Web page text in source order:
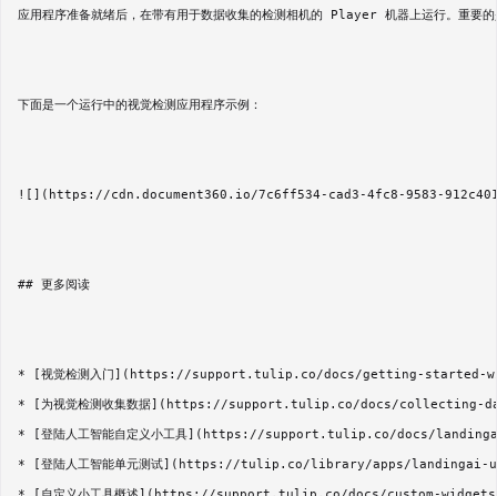
应用程序准备就绪后，在带有用于数据收集的检测相机的 Player 机器上运行。重要
下面是一个运行中的视觉检测应用程序示例：
![](https://cdn.document360.io/7c6ff534-cad3-4fc8-9583-
## 更多阅读
* [视觉检测入门](https://support.tulip.co/docs/getting-started-
* [为视觉检测收集数据](https://support.tulip.co/docs/
* [登陆人工智能自定义小工具](https://support.tulip.co/docs/
* [登陆人工智能单元测试](https://tulip.co/library/apps/